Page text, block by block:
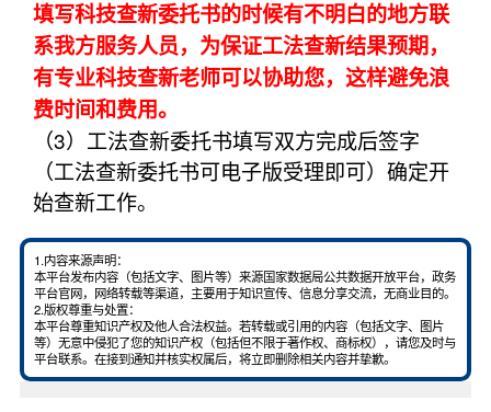
填写科技查新委托书的时候有不明白的地方联
系我方服务人员，为保证工法查新结果预期，
有专业科技查新老师可以协助您，这样避免浪
费时间和费用。
（3）工法查新委托书填写双方完成后签字
（工法查新委托书可电子版受理即可）确定开
始查新工作。
1.内容来源声明：
本平台发布内容（包括文字、图片等）来源国家数据局公共数据开放平台，政务
平台官网，网络转载等渠道，主要用于知识宣传、信息分享交流，无商业目的。
2.版权尊重与处置：
本平台尊重知识产权及他人合法权益。若转载或引用的内容（包括文字、图片
等）无意中侵犯了您的知识产权（包括但不限于著作权、商标权），请您及时与
平台联系。在接到通知并核实权属后，将立即删除相关内容并挚歉。